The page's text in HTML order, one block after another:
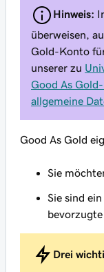
Hinweis:
überweisen,
Gold-Konto
unserer zu
Good As
allgemeine
Good As Gold
Sie
Sie sind
Drei